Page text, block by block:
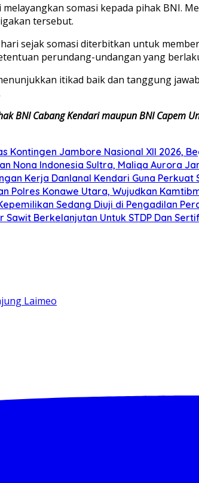
somasi kepada pihak BNI.
tersebut.
sejak somasi diterbitkan untuk
perundang-undangan yang
itikad baik dan tanggung
BNI Cabang Kendari maupun BNI Capem
Kontingen Jambore Nasional XII 2026,
Nona Indonesia Sultra, Maliqa Aurora
Kerja Danlanal Kendari Guna
Polres Konawe Utara, Wujudkan
Sedang Diuji di Pengadilan
Berkelanjutan Untuk STDP Dan
Laimeo